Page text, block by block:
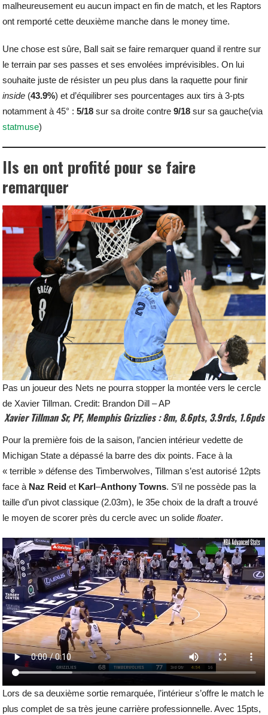
malheureusement eu aucun impact en fin de match, et les Raptors
ont remporté cette deuxième manche dans le money time.
Une chose est sûre, Ball sait se faire remarquer quand il rentre sur
le terrain par ses passes et ses envolées imprévisibles. On lui
souhaite juste de résister un peu plus dans la raquette pour finir
inside (43.9%) et d’équilibrer ses pourcentages aux tirs à 3-pts
notamment à 45° :5/18 sur sa droite contre9/18 sur sa gauche(via
statmuse)
Ils en ont profité pour se faire
remarquer
Pas un joueur des Nets ne pourra stopper la montée vers le cercle
de Xavier Tillman. Credit: Brandon Dill – AP
Xavier Tillman Sr, PF, Memphis Grizzlies : 8m, 8.6pts, 3.9rds, 1.6pds
Pour la première fois de la saison, l’ancien intérieur vedette de
Michigan State a dépassé la barre des dix points. Face à la
« terrible » défense des Timberwolves, Tillman s’est autorisé 12pts
face à Naz Reid et Karl–Anthony Towns. S’il ne possède pas la
taille d’un pivot classique (2.03m), le 35e choix de la draft a trouvé
le moyen de scorer près du cercle avec un solidefloater.
Lors de sa deuxième sortie remarquée, l’intérieur s’offre le match le
plus complet de sa très jeune carrière professionnelle. Avec 15pts,